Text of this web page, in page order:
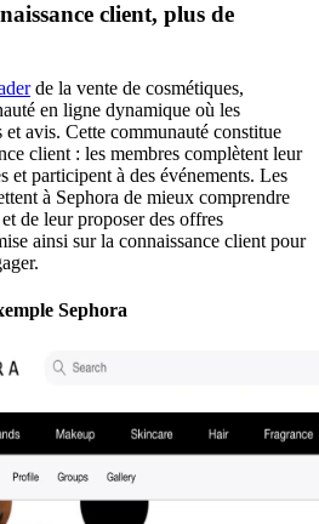
client, plus de
de la vente de cosmétiques,
en ligne dynamique où les
et avis. Cette communauté constitue
client : les membres complètent leur
et participent à des événements. Les
à Sephora de mieux comprendre
de leur proposer des offres
ainsi sur la connaissance client pour
Sephora